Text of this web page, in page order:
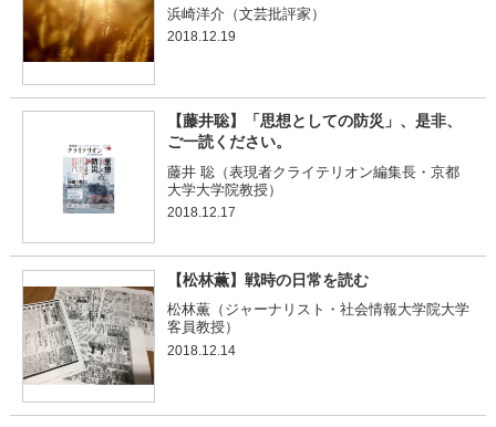
浜崎洋介（文芸批評家）
2018.12.19
【藤井聡】「思想としての防災」、是非、
ご一読ください。
藤井 聡（表現者クライテリオン編集長・京都
大学大学院教授）
2018.12.17
【松林薫】戦時の日常を読む
松林薫（ジャーナリスト・社会情報大学院大学
客員教授）
2018.12.14